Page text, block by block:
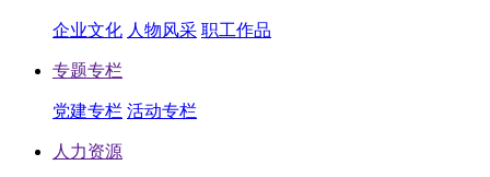
企业文化 人物风采 职工作品
专题专栏
党建专栏 活动专栏
人力资源